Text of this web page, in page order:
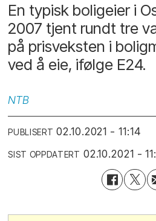
En typisk boligeier i
2007 tjent rundt tre
på prisveksten i
ved å eie, ifølge E24.
NTB
PUBLISERT 02.10.2021 - 11:14
SIST OPPDATERT 02.10.2021 -